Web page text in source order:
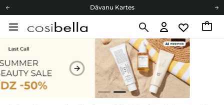
Dāvanu Kartes
Cosibella lojalitātes programma
Dāvanu Kartes